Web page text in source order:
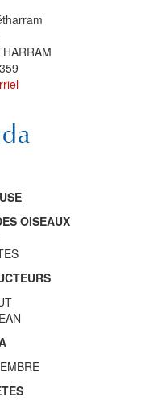
OISEAUX